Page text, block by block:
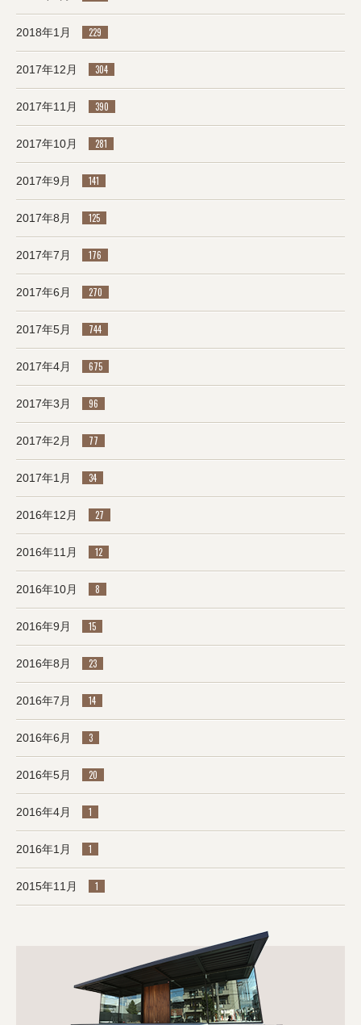
2018年1月 229
2017年12月 304
2017年11月 390
2017年10月 281
2017年9月 141
2017年8月 125
2017年7月 176
2017年6月 270
2017年5月 744
2017年4月 675
2017年3月 96
2017年2月 77
2017年1月 34
2016年12月 27
2016年11月 12
2016年10月 8
2016年9月 15
2016年8月 23
2016年7月 14
2016年6月 3
2016年5月 20
2016年4月 1
2016年1月 1
2015年11月 1